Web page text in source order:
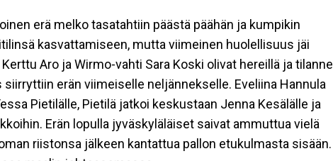
erä melko tasatahtiin päästä päähän ja kumpikin
kasvattamiseen, mutta viimeinen huolellisuus jäi
Aro ja Wirmo-vahti Sara Koski olivat hereillä ja tilanne
erän viimeiselle neljännekselle. Eveliina Hannula
Pietilälle, Pietilä jatkoi keskustaan Jenna Kesälälle ja
Erän lopulla jyväskyläläiset saivat ammuttua vielä
riistonsa jälkeen kantattua pallon etukulmasta sisään.